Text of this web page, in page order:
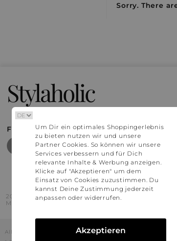
Sorry. There
Stylaholic
FIND MORE INSPIRATION
2016 - 2026 © Stylaholic.
Made for you with love in munich.
Alle Preise inkl. der jeweils geltenden gesetzlichen
Um Dir ein optimales Shoppingerlebnis
zu bieten nutzen wir und unsere
Partner Cookies. So können wir unsere
Services verbessern und für Dich
relevante Inhalte & Werbung anzeigen.
Klicke auf "Akzeptieren" um dem
Einsatz von Cookies zuzustimmen. Du
kannst Deine Zustimmung jederzeit
anpassen oder widerrufen.
Akzeptieren